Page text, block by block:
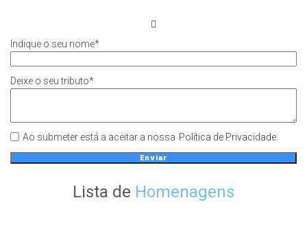
Indique o seu nome*
Deixe o seu tributo*
Ao submeter está a aceitar a nossa Política de Privacidade
Enviar
Lista de Homenagens